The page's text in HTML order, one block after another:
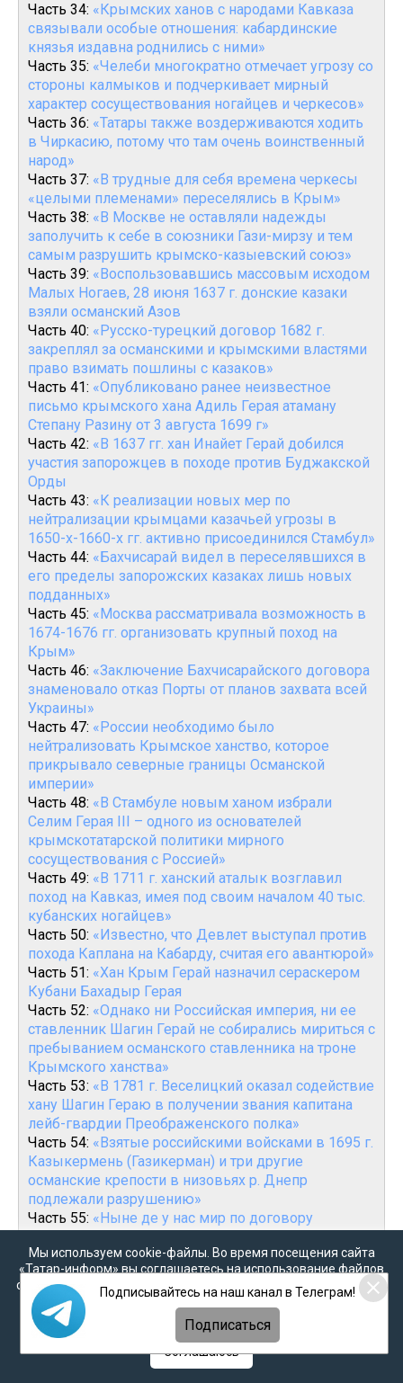
Часть 34: «Крымских ханов с народами Кавказа
связывали особые отношения: кабардинские
князья издавна роднились с ними»
Часть 35: «Челеби многократно отмечает угрозу со
стороны калмыков и подчеркивает мирный
характер сосуществования ногайцев и черкесов»
Часть 36: «Татары также воздерживаются ходить
в Чиркасию, потому что там очень воинственный
народ»
Часть 37: «В трудные для себя времена черкесы
«целыми племенами» переселялись в Крым»
Часть 38: «В Москве не оставляли надежды
заполучить к себе в союзники Гази-мирзу и тем
самым разрушить крымско-казыевский союз»
Часть 39: «Воспользовавшись массовым исходом
Малых Ногаев, 28 июня 1637 г. донские казаки
взяли османский Азов
Часть 40: «Русско-турецкий договор 1682 г.
закреплял за османскими и крымскими властями
право взимать пошлины с казаков»
Часть 41: «Опубликовано ранее неизвестное
письмо крымского хана Адиль Герая атаману
Степану Разину от 3 августа 1699 г»
Часть 42: «В 1637 гг. хан Инайет Герай добился
участия запорожцев в походе против Буджакской
Орды
Часть 43: «К реализации новых мер по
нейтрализации крымцами казачьей угрозы в
1650-х-1660-х гг. активно присоединился Стамбул»
Часть 44: «Бахчисарай видел в переселявшихся в
его пределы запорожских казаках лишь новых
подданных»
Часть 45: «Москва рассматривала возможность в
1674-1676 гг. организовать крупный поход на
Крым»
Часть 46: «Заключение Бахчисарайского договора
знаменовало отказ Порты от планов захвата всей
Украины»
Часть 47: «России необходимо было
нейтрализовать Крымское ханство, которое
прикрывало северные границы Османской
империи»
Часть 48: «В Стамбуле новым ханом избрали
Селим Герая III – одного из основателей
крымскотатарской политики мирного
сосуществования с Россией»
Часть 49: «В 1711 г. ханский аталык возглавил
поход на Кавказ, имея под своим началом 40 тыс.
кубанских ногайцев»
Часть 50: «Известно, что Девлет выступал против
похода Каплана на Кабарду, считая его авантюрой»
Часть 51: «Хан Крым Герай назначил сераскером
Кубани Бахадыр Герая
Часть 52: «Однако ни Российская империя, ни ее
ставленник Шагин Герай не собирались мириться с
пребыванием османского ставленника на троне
Крымского ханства»
Часть 53: «В 1781 г. Веселицкий оказал содействие
хану Шагин Гераю в получении звания капитана
лейб-гвардии Преображенского полка»
Часть 54: «Взятые российскими войсками в 1695 г.
Казыкермень (Газикерман) и три другие
османские крепости в низовьях р. Днепр
подлежали разрушению»
Часть 55: «Ныне де у нас мир по договору
не было, однако ж де мы по се число мир
содерживаем...»
Часть 56:
«Бахты Герай с Кубанской Ордой,
казаками-некрасовцами, калмыками вторгся на
территорию Азовской и Казанской губерний»
Часть 57:«С середины XVIII века различные
ногайские группы все чаще стремились не
Мы используем cookie-файлы. Во время посещения сайта
«Татар-информ» вы соглашаетесь на использование файлов
cookie в соответствии с настоящим уведомлением, согласием
наобработку персональных данных,Политикой о
персональных данных
Политикой конфиденциальности
Соглашаюсь
Подписывайтесь на наш канал в Телеграм!
Подписаться